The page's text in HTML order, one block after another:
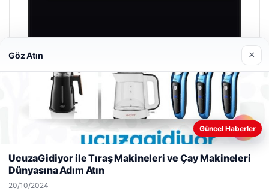
Prenses Night Club
29/04/2026
Web sitemizi nasıl kullandığınızı daha iyi anlayabilmek,
kullanıyoruz.Çerez Politikamız
Reddet
Göz Atın ×
Güncel Haberler
UcuzaGidiyor ile Tıraş Makineleri ve Çay Makineleri
Dünyasına Adım Atın
20/10/2024